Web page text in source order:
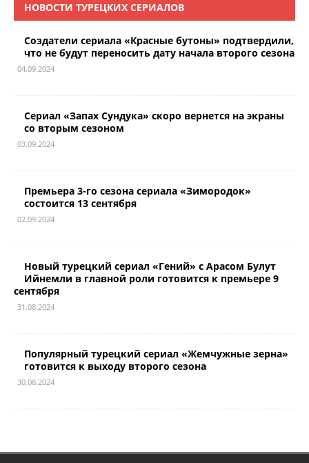
НОВОСТИ ТУРЕЦКИХ СЕРИАЛОВ
Создатели сериала «Красные бутоны» подтвердили,
что не будут переносить дату начала второго сезона
04.09.2024
Сериал «Запах Сундука» скоро вернется на экраны
со вторым сезоном
03.09.2024
Премьера 3-го сезона сериала «Зимородок»
состоится 13 сентября
02.09.2024
Новый турецкий сериал «Гений» с Арасом Булут
Ийнемли в главной роли готовится к премьере 9
сентября
31.08.2024
Популярный турецкий сериал «Жемчужные зерна»
готовится к выходу второго сезона
30.08.2024